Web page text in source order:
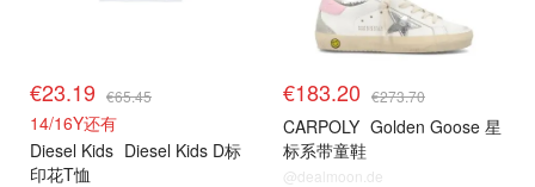
€23.19 €65.45
14/16Y还有
Diesel Kids Diesel Kids D标
印花T恤
€183.20 €273.70
CARPOLY Golden Goose 星
标系带童鞋
@dealmoon.de